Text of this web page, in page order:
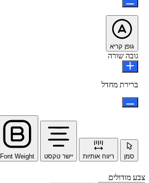
גופן קריא
גובה שורה
ברירת מחדל
סמן ריווח אותיות יישר טקסט Font Weight
צבע מודולים